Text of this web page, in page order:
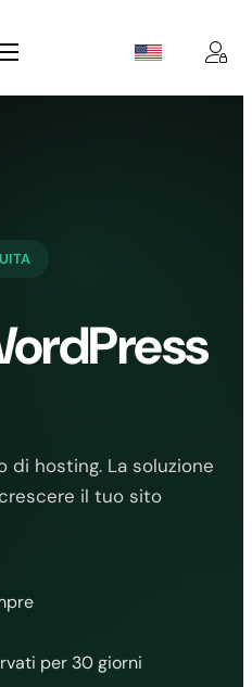
di hosting. La soluzione
il tuo sito
per 30 giorni